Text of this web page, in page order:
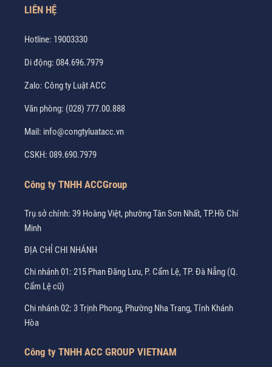
LIÊN HỆ
Hotline: 19003330
Di động: 084.696.7979
Zalo: Công ty Luật ACC
Văn phòng: (028) 777.00.888
Mail: info@congtyluatacc.vn
CSKH: 089.690.7979
Công ty TNHH ACCGroup
Trụ sở chính: 39 Hoàng Việt, phường Tân Sơn Nhất, TP.Hồ Chí
Minh
ĐỊA CHỈ CHI NHÁNH
Chi nhánh 01: 215 Phan Đăng Lưu, P. Cẩm Lệ, TP. Đà Nẵng (Q.
Cẩm Lệ cũ)
Chi nhánh 02: 3 Trịnh Phong, Phường Nha Trang, Tỉnh Khánh
Hòa
Công ty TNHH ACC GROUP VIETNAM